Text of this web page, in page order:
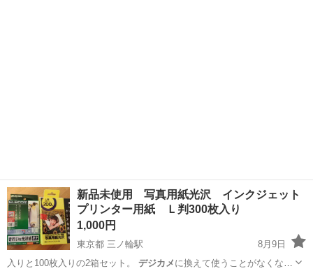
新品未使用 写真用紙光沢 インクジェット
プリンター用紙 Ｌ判300枚入り
1,000円
東京都 三ノ輪駅
8月9日
入りと100枚入りの2箱セット。 デジカメ に換えて使うことがなくなり